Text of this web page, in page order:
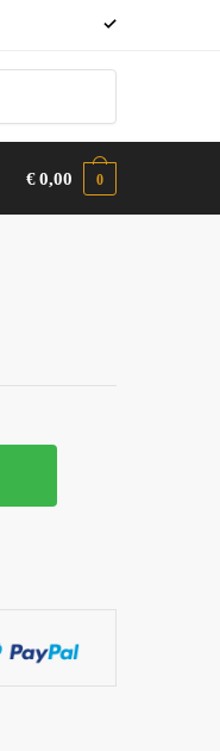
✓
€0,00 0